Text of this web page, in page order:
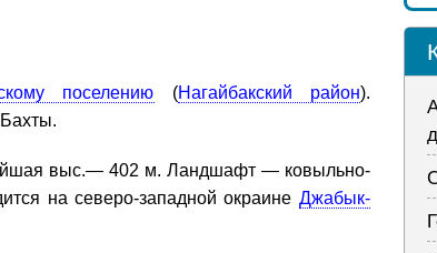
поселению (Нагайбакский район).
выс.— 402 м. Ландшафт — ковыльно-
на северо-западной окраине Джабык-